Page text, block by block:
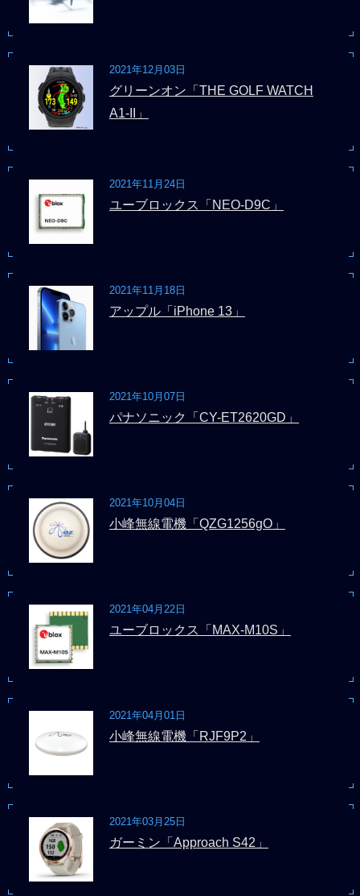
2021年12月03日
グリーンオン「THE GOLF WATCH
A1-II」
2021年11月24日
ユーブロックス「NEO-D9C」
2021年11月18日
アップル「iPhone 13」
2021年10月07日
パナソニック「CY-ET2620GD」
2021年10月04日
小峰無線電機「QZG1256gO」
2021年04月22日
ユーブロックス「MAX-M10S」
2021年04月01日
小峰無線電機「RJF9P2」
2021年03月25日
ガーミン「Approach S42」